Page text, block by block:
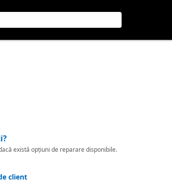
există opțiuni de reparare disponibile.
client